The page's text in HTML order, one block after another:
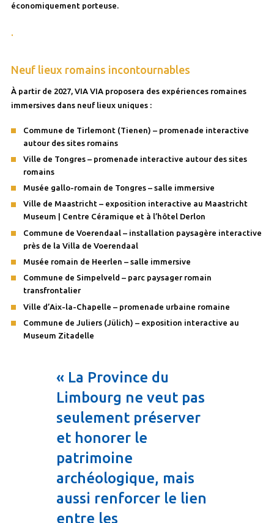
économiquement porteuse.
.
Neuf lieux romains incontournables
À partir de 2027, VIA VIA proposera des expériences romaines
immersives dans neuf lieux uniques :
Commune de Tirlemont (Tienen) – promenade interactive
autour des sites romains
Ville de Tongres – promenade interactive autour des sites
romains
Musée gallo-romain de Tongres – salle immersive
Ville de Maastricht – exposition interactive au Maastricht
Museum | Centre Céramique et à l’hôtel Derlon
Commune de Voerendaal – installation paysagère interactive
près de la Villa de Voerendaal
Musée romain de Heerlen – salle immersive
Commune de Simpelveld – parc paysager romain
transfrontalier
Ville d’Aix-la-Chapelle – promenade urbaine romaine
Commune de Juliers (Jülich) – exposition interactive au
Museum Zitadelle
« La Province du
Limbourg ne veut pas
seulement préserver
et honorer le
patrimoine
archéologique, mais
aussi renforcer le lien
entre les